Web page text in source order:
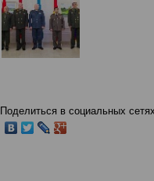
Поделиться в социальных